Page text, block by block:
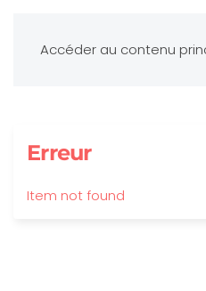
Accéder au contenu
Erreur
Item not found